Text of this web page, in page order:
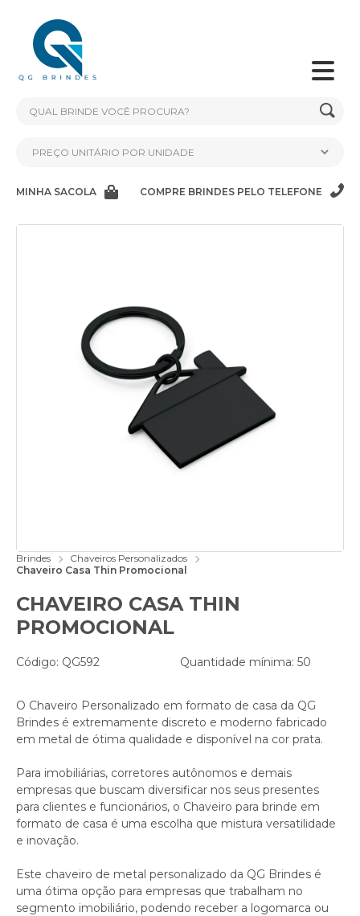
MINHA SACOLA COMPRE BRINDES PELO TELEFONE
Brindes
Chaveiros Personalizados
Chaveiro Casa Thin Promocional
CHAVEIRO CASA THIN
PROMOCIONAL
Código: QG592 Quantidade mínima: 50
O Chaveiro Personalizado em formato de casa da QG
Brindes é extremamente discreto e moderno fabricado
em metal de ótima qualidade e disponível na cor prata.
Para imobiliárias, corretores autônomos e demais
empresas que buscam diversificar nos seus presentes
para clientes e funcionários, o Chaveiro para brinde em
formato de casa é uma escolha que mistura versatilidade
e inovação.
Este chaveiro de metal personalizado da QG Brindes é
uma ótima opção para empresas que trabalham no
segmento imobiliário, podendo receber a logomarca ou